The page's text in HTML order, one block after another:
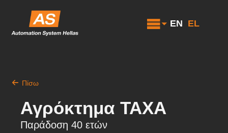
EN EL
Πίσω
Αγρόκτημα ΤΑΧΑ
Παράδοση 40 ετών